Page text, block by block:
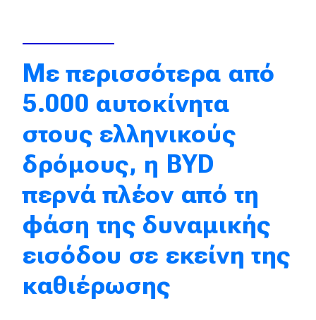
Αγορά
Test Drive
Δοκιμή
Αποστολή
Συγκρίνουμε
Αγώνες
Με περισσότερα από
5.000 αυτοκίνητα
στους ελληνικούς
δρόμους, η BYD
περνά πλέον από τη
φάση της δυναμικής
εισόδου σε εκείνη της
καθιέρωσης